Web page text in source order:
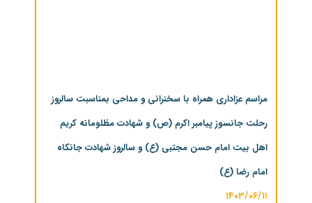
مراسم عزاداری همراه با سخنرانی و مداحی بمناسبت سالروز
رحلت جانسوز پیامبر اکرم (ص) و شهادت مظلومانه کریم
اهل بیت امام حسن مجتبی (ع) و سالروز شهادت جانکاه
امام رضا (ع)
۱۴۰۳/۰۶/۱۱